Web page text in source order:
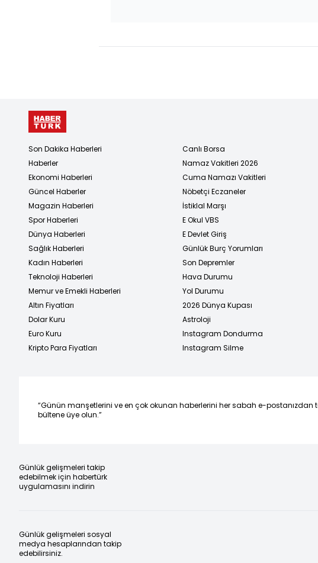
Son Dakika Haberleri
Haberler
Ekonomi Haberleri
Güncel Haberler
Magazin Haberleri
Spor Haberleri
Dünya Haberleri
Sağlık Haberleri
Kadın Haberleri
Teknoloji Haberleri
Memur ve Emekli Haberleri
Altın Fiyatları
Dolar Kuru
Euro Kuru
Kripto Para Fiyatları
Canlı Borsa
Namaz Vakitleri 2026
Cuma Namazı Vakitleri
Nöbetçi Eczaneler
İstiklal Marşı
E Okul VBS
E Devlet Giriş
Günlük Burç Yorumları
Son Depremler
Hava Durumu
Yol Durumu
2026 Dünya Kupası
Astroloji
Instagram Dondurma
Instagram Silme
“Günün manşetlerini ve en çok okunan haberlerini her sabah e-postanızdan
bültene üye olun.”
Günlük gelişmeleri takip
edebilmek için habertürk
uygulamasını indirin
Günlük gelişmeleri sosyal
medya hesaplarından takip
edebilirsiniz.